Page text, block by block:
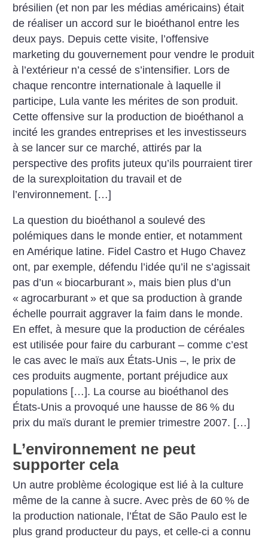
brésilien (et non par les médias américains) était
de réaliser un accord sur le bioéthanol entre les
deux pays. Depuis cette visite, l’offensive
marketing du gouvernement pour vendre le produit
à l’extérieur n’a cessé de s’intensifier. Lors de
chaque rencontre internationale à laquelle il
participe, Lula vante les mérites de son produit.
Cette offensive sur la production de bioéthanol a
incité les grandes entreprises et les investisseurs
à se lancer sur ce marché, attirés par la
perspective des profits juteux qu’ils pourraient tirer
de la surexploitation du travail et de
l’environnement. […]
La question du bioéthanol a soulevé des
polémiques dans le monde entier, et notamment
en Amérique latine. Fidel Castro et Hugo Chavez
ont, par exemple, défendu l’idée qu’il ne s’agissait
pas d’un « biocarburant », mais bien plus d’un
« agrocarburant » et que sa production à grande
échelle pourrait aggraver la faim dans le monde.
En effet, à mesure que la production de céréales
est utilisée pour faire du carburant – comme c’est
le cas avec le maïs aux États-Unis –, le prix de
ces produits augmente, portant préjudice aux
populations […]. La course au bioéthanol des
États-Unis a provoqué une hausse de 86 % du
prix du maïs durant le premier trimestre 2007. […]
L’environnement ne peut
supporter cela
Un autre problème écologique est lié à la culture
même de la canne à sucre. Avec près de 60 % de
la production nationale, l’État de São Paulo est le
plus grand producteur du pays, et celle-ci a connu